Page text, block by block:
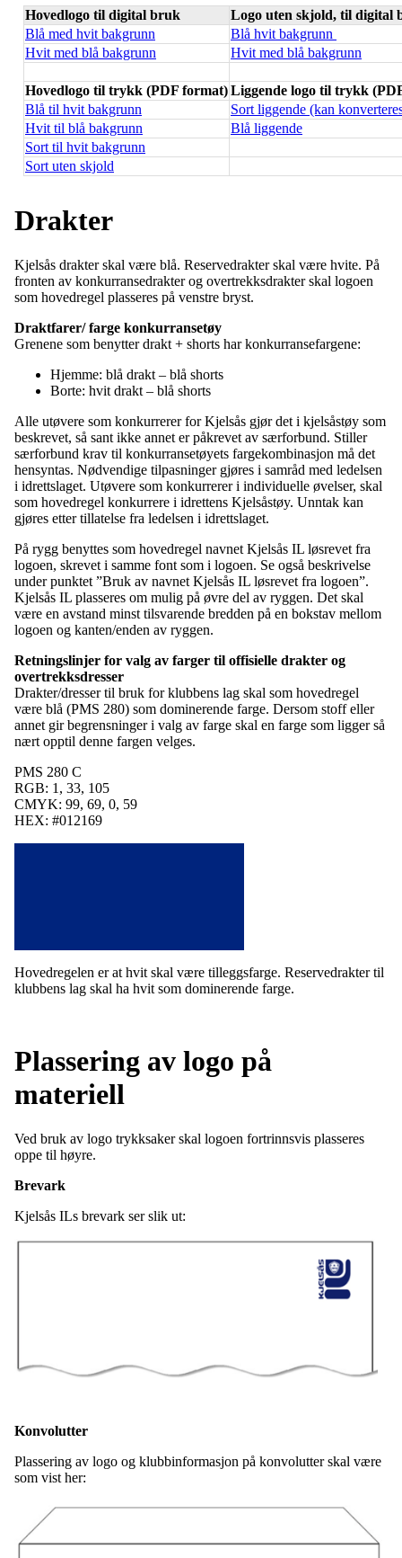
Hovedlogo til digital bruk
Logo uten skjold, til digital
Blå med hvit bakgrunn
Blå hvit bakgrunn
Hvit med blå bakgrunn
Hvit med blå bakgrunn
Hovedlogo til trykk (PDF format)Liggende logo til trykk
Blå til hvit bakgrunn
Sort liggende (kan
Hvit til blå bakgrunn
Blå liggende
Sort til hvit bakgrunn
Sort uten skjold
Drakter
Kjelsås drakter skal være blå. Reservedrakter skal være hvite. På
fronten av konkurransedrakter og overtrekksdrakter skal logoen
som hovedregel plasseres på venstre bryst.
Draktfarer/ farge konkurransetøy
Grenene som benytter drakt + shorts har konkurransefargene:
Hjemme: blå drakt – blå shorts
Borte: hvit drakt – blå shorts
Alle utøvere som konkurrerer for Kjelsås gjør det i kjelsåstøy som
beskrevet, så sant ikke annet er påkrevet av særforbund. Stiller
særforbund krav til konkurransetøyets fargekombinasjon må det
hensyntas. Nødvendige tilpasninger gjøres i samråd med ledelsen
i idrettslaget. Utøvere som konkurrerer i individuelle øvelser, skal
som hovedregel konkurrere i idrettens Kjelsåstøy. Unntak kan
gjøres etter tillatelse fra ledelsen i idrettslaget.
På rygg benyttes som hovedregel navnet Kjelsås IL løsrevet fra
logoen, skrevet i samme font som i logoen. Se også beskrivelse
under punktet ”Bruk av navnet Kjelsås IL løsrevet fra logoen”.
Kjelsås IL plasseres om mulig på øvre del av ryggen. Det skal
være en avstand minst tilsvarende bredden på en bokstav mellom
logoen og kanten/enden av ryggen.
Retningslinjer for valg av farger til offisielle drakter og
overtrekksdresser
Drakter/dresser til bruk for klubbens lag skal som hovedregel
være blå (PMS 280) som dominerende farge. Dersom stoff eller
annet gir begrensninger i valg av farge skal en farge som ligger så
nært opptil denne fargen velges.
PMS 280 C
RGB: 1, 33, 105
CMYK: 99, 69, 0, 59
HEX: #012169
Hovedregelen er at hvit skal være tilleggsfarge. Reservedrakter til
klubbens lag skal ha hvit som dominerende farge.
Plassering av logo på
materiell
Ved bruk av logo trykksaker skal logoen fortrinnsvis plasseres
oppe til høyre.
Brevark
Kjelsås ILs brevark ser slik ut:
Konvolutter
Plassering av logo og klubbinformasjon på konvolutter skal være
som vist her: